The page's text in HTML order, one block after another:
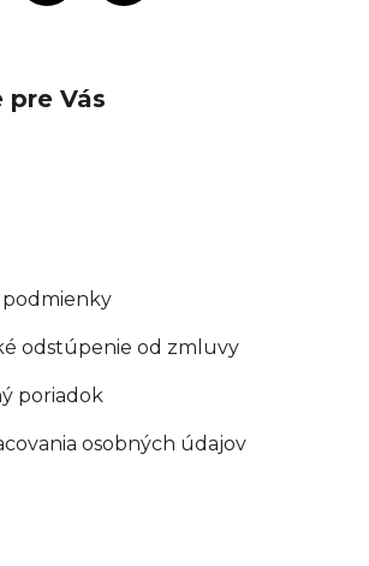
Vás
odstúpenie od zmluvy
poriadok
osobných údajov